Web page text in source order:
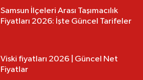
Samsun İlçeleri Arası Taşımacılık
Fiyatları 2026: İşte Güncel Tarifeler
Viski fiyatları 2026 | Güncel Net
Fiyatlar